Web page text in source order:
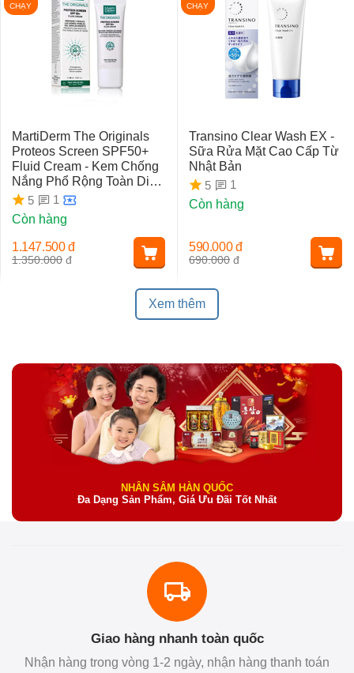
CHẠY
MartiDerm The Originals
Proteos Screen SPF50+
Fluid Cream - Kem Chống
Nắng Phổ Rộng Toàn Diện
Ngừa Lão Hóa, Nám Da
5
1
Còn hàng
1.350.000 đ
1.147.500 đ
CHẠY
Transino Clear Wash EX -
Sữa Rửa Mặt Cao Cấp Từ
Nhật Bản
5
1
Còn hàng
690.000 đ
590.000 đ
Xem thêm
NHÂN SÂM HÀN QUỐC
Đa Dạng Sản Phẩm, Giá Ưu Đãi Tốt Nhất
Giao hàng nhanh toàn quốc
Nhận hàng trong vòng 1-2 ngày, nhận hàng thanh toán